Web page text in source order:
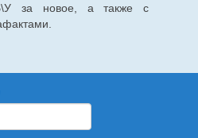
за новое, а также с